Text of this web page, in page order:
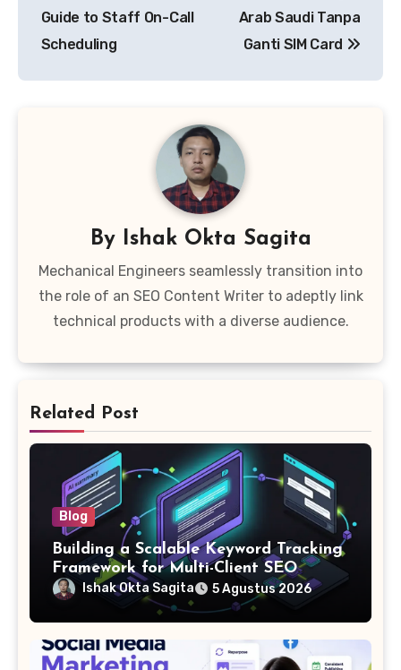
Guide to Staff On-Call
Scheduling
Arab Saudi Tanpa
Ganti SIM Card
By Ishak Okta Sagita
Mechanical Engineers seamlessly transition into
the role of an SEO Content Writer to adeptly link
technical products with a diverse audience.
Related Post
Blog
Building a Scalable Keyword Tracking
Framework for Multi-Client SEO
AgenciesIshak Okta Sagita 5 Agustus 2026